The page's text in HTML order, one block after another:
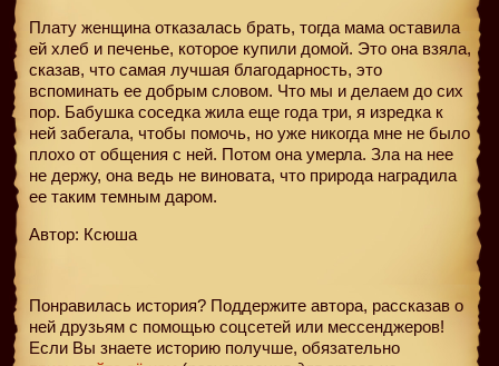
Плату женщина отказалась брать, тогда мама оставила
ей хлеб и печенье, которое купили домой. Это она взяла,
сказав, что самая лучшая благодарность, это
вспоминать ее добрым словом. Что мы и делаем до сих
пор. Бабушка соседка жила еще года три, я изредка к
ней забегала, чтобы помочь, но уже никогда мне не было
плохо от общения с ней. Потом она умерла. Зла на нее
не держу, она ведь не виновата, что природа наградила
ее таким темным даром.
Автор: Ксюша
Понравилась история? Поддержите автора, рассказав о
ней друзьям с помощью соцсетей или мессенджеров!
Если Вы знаете историю получше, обязательно